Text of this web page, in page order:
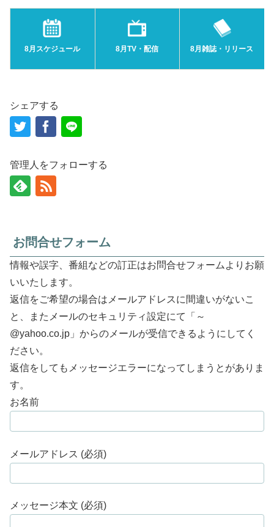
8月スケジュール 8月TV・配信 8月雑誌・リリース
シェアする
管理人をフォローする
お問合せフォーム
情報や誤字、番組などの訂正はお問合せフォームよりお願
いいたします。
返信をご希望の場合はメールアドレスに間違いがないこ
と、またメールのセキュリティ設定にて「～
@yahoo.co.jp」からのメールが受信できるようにしてく
ださい。
返信をしてもメッセージエラーになってしまうとがありま
す。
お名前
メールアドレス (必須)
メッセージ本文 (必須)